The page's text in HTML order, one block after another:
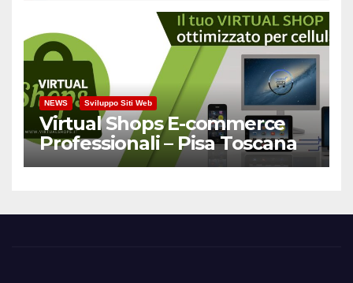
NEWS Sviluppo Siti Web
Virtual Shops E-commerce
Professionali – Pisa Toscana